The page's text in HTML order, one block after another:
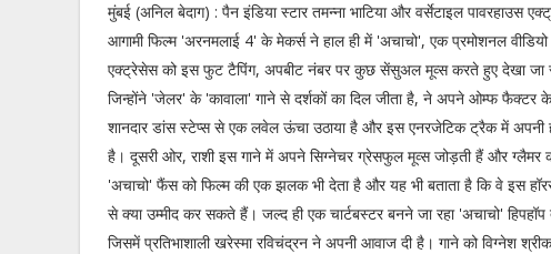
मुंबई (अनिल बेदाग) : पैन इंडिया स्टार तमन्ना भाटिया और वर्सेटाइल पावरहाउस
आगामी फिल्म 'अरनमलाई 4' के मेकर्स ने हाल ही में 'अचाचो', एक प्रमोशनल वीडियो
एक्ट्रेसेस को इस फुट टैपिंग, अपबीट नंबर पर कुछ सेंसुअल मूव्स करते हुए देखा जा
जिन्होंने 'जेलर' के 'कावाला' गाने से दर्शकों का दिल जीता है, ने अपने ओम्फ फैक्टर
शानदार डांस स्टेप्स से एक लवेल ऊंचा उठाया है और इस एनरजेटिक ट्रैक में अपनी
है। दूसरी ओर, राशी इस गाने में अपने सिग्नेचर ग्रेसफुल मूव्स जोड़ती हैं और ग्लैमर
'अचाचो' फैंस को फिल्म की एक झलक भी देता है और यह भी बताता है कि वे इस
से क्या उम्मीद कर सकते हैं। जल्द ही एक चार्टबस्टर बनने जा रहा 'अचाचो' हिपहॉप
जिसमें प्रतिभाशाली खरेस्मा रविचंद्रन ने अपनी आवाज दी है। गाने को विग्नेश